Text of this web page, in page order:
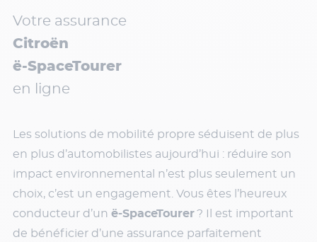
Votre assurance
Citroën
ë-SpaceTourer
en ligne
Les solutions de mobilité propre séduisent de plus
en plus d’automobilistes aujourd’hui : réduire son
impact environnemental n’est plus seulement un
choix, c’est un engagement. Vous êtes l’heureux
conducteur d’un ë-SpaceTourer? Il est important
de bénéficier d’une assurance parfaitement